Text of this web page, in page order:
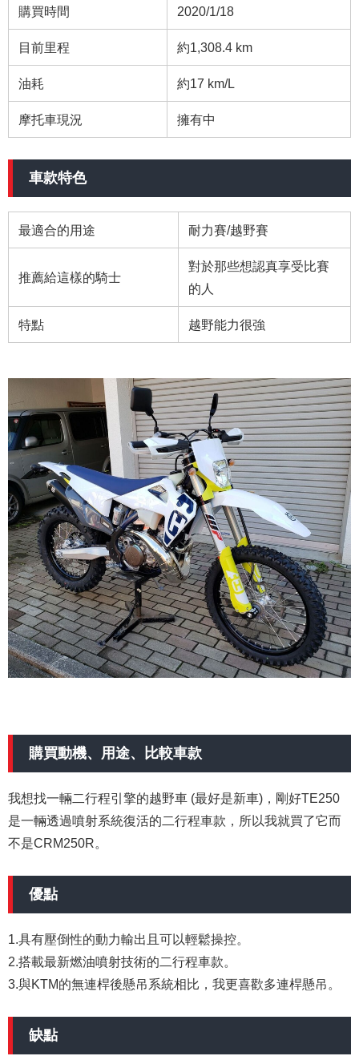
購買時間 2020/1/18
目前里程 約1,308.4 km
油耗 約17 km/L
摩托車現況 擁有中
車款特色
最適合的用途 耐力賽/越野賽
推薦給這樣的騎士
對於那些想認真享受比賽
的人
特點 越野能力很強
購買動機、用途、比較車款
我想找一輛二行程引擎的越野車 (最好是新車)，剛好TE250
是一輛透過噴射系統復活的二行程車款，所以我就買了它而
不是CRM250R。
優點
1.具有壓倒性的動力輸出且可以輕鬆操控。
2.搭載最新燃油噴射技術的二行程車款。
3.與KTM的無連桿後懸吊系統相比，我更喜歡多連桿懸吊。
缺點